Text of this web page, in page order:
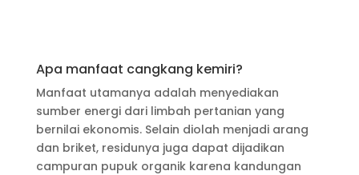
Apa manfaat cangkang kemiri?
Manfaat utamanya adalah menyediakan
sumber energi dari limbah pertanian yang
bernilai ekonomis. Selain diolah menjadi arang
dan briket, residunya juga dapat dijadikan
campuran pupuk organik karena kandungan